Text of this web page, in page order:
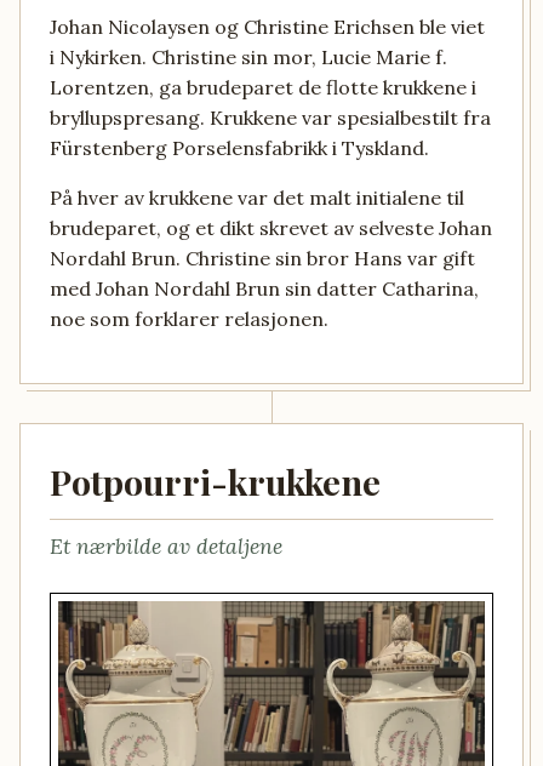
Johan Nicolaysen og Christine Erichsen ble viet
i Nykirken. Christine sin mor, Lucie Marie f.
Lorentzen, ga brudeparet de flotte krukkene i
bryllupspresang. Krukkene var spesialbestilt fra
Fürstenberg Porselensfabrikk i Tyskland.
På hver av krukkene var det malt initialene til
brudeparet, og et dikt skrevet av selveste Johan
Nordahl Brun. Christine sin bror Hans var gift
med Johan Nordahl Brun sin datter Catharina,
noe som forklarer relasjonen.
Potpourri-krukkene
Et nærbilde av detaljene